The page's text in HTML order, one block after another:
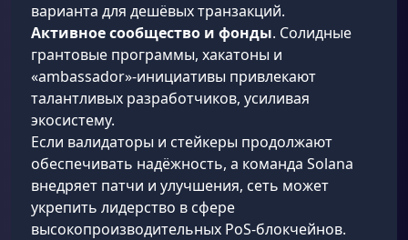
варианта для дешёвых транзакций.
Активное сообщество и фонды. Солидные
грантовые программы, хакатоны и
«ambassador»-инициативы привлекают
талантливых разработчиков, усиливая
экосистему.
Если валидаторы и стейкеры продолжают
обеспечивать надёжность, а команда Solana
внедряет патчи и улучшения, сеть может
укрепить лидерство в сфере
высокопроизводительных PoS-блокчейнов.